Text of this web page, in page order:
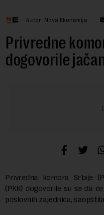
Autor: Nova Ekonomija
Privredne
dogovorile
Privredna komora Srbije
(PKK) dogovorile su se da
poslovnih zajednica,